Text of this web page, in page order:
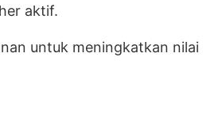
aktif.
untuk meningkatkan nilai